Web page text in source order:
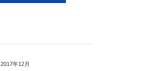
2017年12月